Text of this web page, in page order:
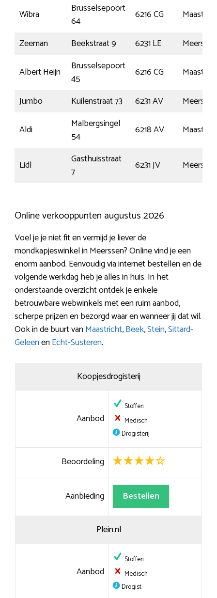
Wibra
Brusselsepoort
64
6216 CG
Zeeman
Beekstraat 9 6231 LE
Meerssen
Albert Heijn
Brusselsepoort
45
6216 CG
Jumbo
Kuilenstraat 73 6231 AV
Meerssen
Aldi
Malbergsingel
54
6218 AV
Lidl
Gasthuisstraat
7
6231 JV Meerssen
Online verkooppunten augustus 2026
Voel je je niet fit en vermijd je liever de
mondkapjeswinkel in Meerssen? Online vind je een
enorm aanbod. Eenvoudig via internet bestellen en de
volgende werkdag heb je alles in huis. In het
onderstaande overzicht ontdek je enkele
betrouwbare webwinkels met een ruim aanbod,
scherpe prijzen en bezorgd waar en wanneer jij dat wil.
Ook in de buurt vanMaastricht,Beek,Stein,Sittard-
GeleenenEcht-Susteren.
Koopjesdrogisterij
Aanbod
Stoffen
Medisch
Drogisterij
Beoordeling
Aanbieding Bestellen
Plein.nl
Aanbod
Stoffen
Medisch
Drogist